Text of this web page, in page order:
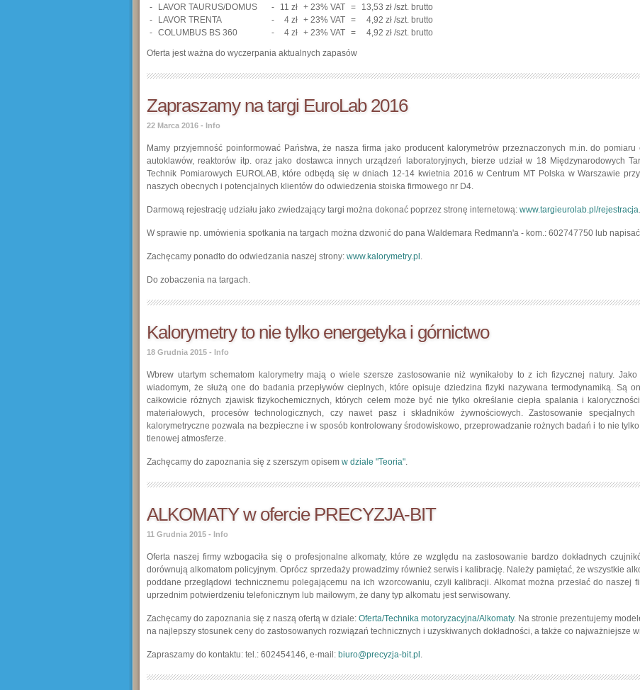
-
-
-
LAVOR TAURUS/DOMUS
LAVOR TRENTA
COLUMBUS BS 360
-
-
-
11 zł
4 zł
4 zł
+ 23% VAT
+ 23% VAT
+ 23% VAT
=
=
=
13,53 zł /szt. brutto
4,92 zł /szt. brutto
4,92 zł /szt. brutto
Oferta jest ważna do wyczerpania aktualnych zapasów
Zapraszamy na targi EuroLab 2016
22 Marca 2016 - Info
Mamy przyjemność poinformować Państwa, że nasza firma jako producent kalorymetrów przeznaczonych m.in. do pomiaru
autoklawów, reaktorów itp. oraz jako dostawca innych urządzeń laboratoryjnych, bierze udział w 18 Międzynarodowych
Technik Pomiarowych EUROLAB, które odbędą się w dniach 12-14 kwietnia 2016 w Centrum MT Polska w Warszawie
naszych obecnych i potencjalnych klientów do odwiedzenia stoiska firmowego nr D4.
Darmową rejestrację udziału jako zwiedzający targi można dokonać poprzez stronę internetową: www.targieurolab.pl/rejestracja.
W sprawie np. umówienia spotkania na targach można dzwonić do pana Waldemara Redmann'a - kom.: 602747750 lub
Zachęcamy ponadto do odwiedzania naszej strony: www.kalorymetry.pl .
Do zobaczenia na targach.
Kalorymetry to nie tylko energetyka i górnictwo
18 Grudnia 2015 - Info
Wbrew utartym schematom kalorymetry mają o wiele szersze zastosowanie niż wynikałoby to z ich fizycznej natury.
wiadomym, że służą one do badania przepływów cieplnych, które opisuje dziedzina fizyki nazywana termodynamiką. Są
całkowicie różnych zjawisk fizykochemicznych, których celem może być nie tylko określanie ciepła spalania i
materiałowych, procesów technologicznych, czy nawet pasz i składników żywnościowych. Zastosowanie
kalorymetryczne pozwala na bezpieczne i w sposób kontrolowany środowiskowo, przeprowadzanie rożnych badań i to nie
tlenowej atmosferze.
Zachęcamy do zapoznania się z szerszym opisem w dziale "Teoria".
ALKOMATY w ofercie PRECYZJA-BIT
11 Grudnia 2015 - Info
Oferta naszej firmy wzbogaciła się o profesjonalne alkomaty, które ze względu na zastosowanie bardzo dokładnych
dorównują alkomatom policyjnym. Oprócz sprzedaży prowadzimy również serwis i kalibrację. Należy pamiętać, że wszystkie
poddane przeglądowi technicznemu polegającemu na ich wzorcowaniu, czyli kalibracji. Alkomat można przesłać do naszej
uprzednim potwierdzeniu telefonicznym lub mailowym, że dany typ alkomatu jest serwisowany.
Zachęcamy do zapoznania się z naszą ofertą w dziale: Oferta/Technika motoryzacyjna/Alkomaty. Na stronie prezentujemy
na najlepszy stosunek ceny do zastosowanych rozwiązań technicznych i uzyskiwanych dokładności, a także co najważniejsze
Zapraszamy do kontaktu: tel.: 602454146, e-mail: biuro@precyzja-bit.pl .